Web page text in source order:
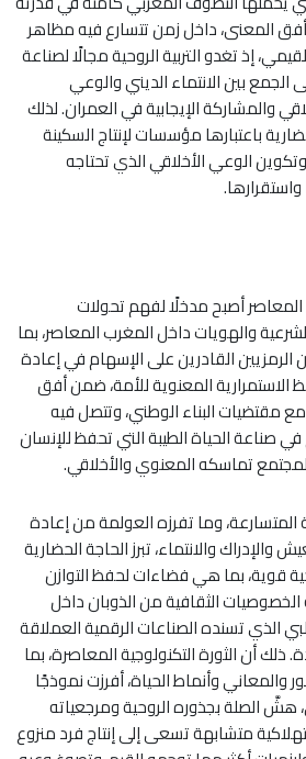
المعنى، داخل زمن تتسارع فيه مظاهر
إذ تغدو التربية الروحية مجالًا لصناعة
الجمع بين الانتماء الديني والوعي
والمشاركة الإيجابية في العمران. لذلك
باعتبارها مؤسسات لإنتاج السكينة
الوعي الأخلاقي الذي تحتاجه
أصبح مدخلًا لفهم تحولات
والهويات داخل المغرب المعاصر، بما
القادرين على الإسهام في إعادة
الاستمرارية المعنوية للأمة، ضمن أفق
مع مقتضيات البناء الوطني، وتتصل فيه
صناعة الحياة الطيبة التي تحفظ للإنسان
تماسكه المعنوي والأخلاقي.
وما تفرزه العولمة من إعادة
والانتماء، تبرز الحاجة الحضارية
قوية، بما هي فضاءات لحفظ التوازن
الثقافية من الذوبان داخل
الذي تسنده الصناعات الرقمية العملاقة
ذلك أن الثورة التكنولوجية المعاصرة، بما
وأنماط الحياة، أفرزت نموذجًا
هشَّ الصلة بجذوره الروحية ومرجعياته
متشابهة تسعى إلى إنتاج فرد منزوع